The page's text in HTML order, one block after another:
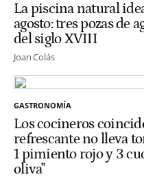
La piscina natural
agosto: tres pozas de
del siglo XVIII
Joan Colás
GASTRONOMÍA
Los cocineros
refrescante no lleva
1 pimiento rojo y 3
oliva"